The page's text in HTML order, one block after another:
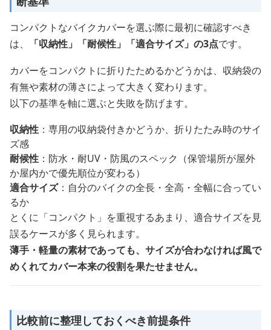
コンパクトなバイクカバーを選ぶ際に最初に確認すべき
は、
「収納性」「耐候性」「適合サイズ」の3点です。
カバーをコンパクトに折りたためるかどうかは、収納袋の
有無や素材の薄さによって大きく変わります。
以下の基準を軸に選ぶと失敗を防げます。
収納性 ：専用の収納袋付きかどうか、折りたたみ時のサイ
ズ感
耐候性 ：防水・耐UV・防風のスペック（保管場所が屋外
か屋内かで優先順位が変わる）
適合サイズ：自分のバイクの全長・全高・全幅に合ってい
るか
とくに「コンパクト」を重視するあまり、適合サイズを見
誤るケースが多く見られます。
薄手・軽量の素材であっても、サイズが合わなければ風で
めくれてカバー本来の役割を果たせません。
比較前に整理しておくべき前提条件